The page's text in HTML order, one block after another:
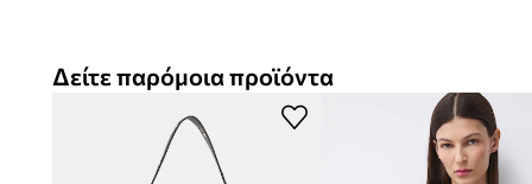
Δείτε παρόμοια προϊόντα